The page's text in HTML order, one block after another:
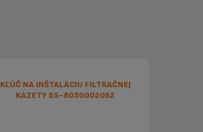
KĽÚČ NA INŠTALÁCIU FILTRAČNEJ
KAZETY SS-8030002052